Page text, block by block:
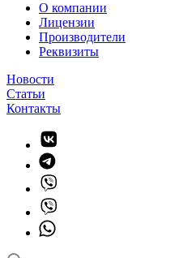
О компании
Лицензии
Производители
Реквизиты
Новости
Статьи
Контакты